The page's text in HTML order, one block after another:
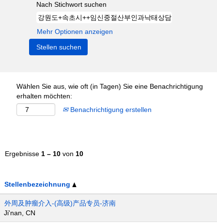
Nach Stichwort suchen
Mehr Optionen anzeigen
Wählen Sie aus, wie oft (in Tagen) Sie eine Benachrichtigung
erhalten möchten:
Benachrichtigung erstellen
Ergebnisse 1 – 10 von 10
Stellenbezeichnung
外周及肿瘤介入-(高级)产品专员-济南
Ji'nan, CN